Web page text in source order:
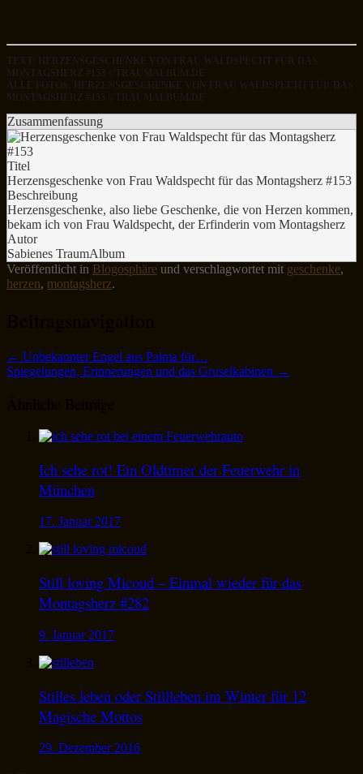
TEXT: HERZENSGESCHENKE VON FRAU WALDSPECHT FÜR DAS
MONTAGSHERZ #153 ©TRAUMALBUM.DE
ALLE FOTOS: HERZENSGESCHENKE VON FRAU WALDSPECHT FÜR DAS
MONTAGSHERZ #153 ©TRAUMALBUM.DE
Zusammenfassung
Titel
Herzensgeschenke von Frau Waldspecht für das Montagsherz #153
Beschreibung
Herzensgeschenke, also liebe Geschenke, die von Herzen kommen,
bekam ich von Frau Waldspecht, der Erfinderin vom Montagsherz
Autor
Sabienes TraumAlbum
Veröffentlicht in Blogosphäre und verschlagwortet mit geschenke,
herzen, montagsherz.
← Unbekannter Engel aus Palma für…
Spiegelungen, Erinnerungen und das Gruselkabinett →
Ich sehe rot! Ein Oldtimer der Feuerwehr in
München
17. Januar 2017
Still loving Micoud – Einmal wieder für das
Montagsherz #282
9. Januar 2017
Stilles leben oder Stillleben im Winter für 12
Magische Mottos
29. Dezember 2016